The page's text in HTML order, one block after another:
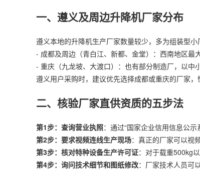
一、遵义及周边升降机厂家分布
遵义本地的升降机生产厂家数量较少，多为组装型
- 成都及周边（青白江、新都、金堂）：西南地区最
- 重庆（九龙坡、大渡口）：也有部分制造厂，以中
遵义用户采购时，建议优先选择成都或重庆的厂家
二、核验厂家直供资质的五步法
第1步：查询营业执照：通过“国家企业信用信息公示
第2步：要求视频连线生产现场：真正的厂家可以视
第3步：核对特种设备生产许可证：对于载重500kg
第4步：询问技术细节和图纸修改：厂家技术人员可